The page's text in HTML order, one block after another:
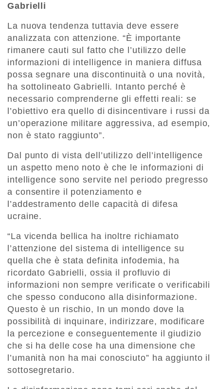
Gabrielli
​La nuova tendenza tuttavia deve essere
analizzata con attenzione. “​È importante
rimanere cauti sul fatto che l’utilizzo delle
informazioni di intelligence in maniera diffusa
possa segnare una discontinuità o una novità,
ha sottolineato Gabrielli. Intanto perché è
necessario comprenderne gli effetti reali: se
l’obiettivo era quello di disincentivare i russi da
un’operazione militare aggressiva, ad esempio,
non è stato raggiunto”.
Dal punto di vista dell’utilizzo dell’intelligence
un aspetto meno noto è che le informazioni di
intelligence sono servite nel periodo pregresso
a consentire il potenziamento e
l’addestramento delle capacità di difesa
ucraine.
“La vicenda bellica ha inoltre richiamato
l’attenzione del sistema di intelligence su
quella che è stata definita infodemia, ha
ricordato Gabrielli, ossia il profluvio di
informazioni non sempre verificate o verificabili
che spesso conducono alla disinformazione.
Questo è un rischio, In un mondo dove la
possibilità di inquinare, indirizzare, modificare
la percezione e conseguentemente il giudizio
che si ha delle cose ha una dimensione che
l’umanità non ha mai conosciuto” ha aggiunto il
sottosegretario.